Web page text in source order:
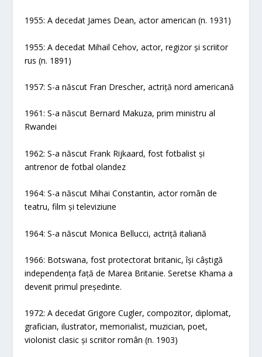
1955: A decedat James Dean, actor american (n. 1931)
1955: A decedat Mihail Cehov, actor, regizor și scriitor
rus (n. 1891)
1957: S-a născut Fran Drescher, actriță nord americană
1961: S-a născut Bernard Makuza, prim ministru al
Rwandei
1962: S-a născut Frank Rijkaard, fost fotbalist și
antrenor de fotbal olandez
1964: S-a născut Mihai Constantin, actor român de
teatru, film și televiziune
1964: S-a născut Monica Bellucci, actriță italiană
1966: Botswana, fost protectorat britanic, își câștigă
independența față de Marea Britanie. Seretse Khama a
devenit primul președinte.
1972: A decedat Grigore Cugler, compozitor, diplomat,
grafician, ilustrator, memorialist, muzician, poet,
violonist clasic și scriitor român (n. 1903)